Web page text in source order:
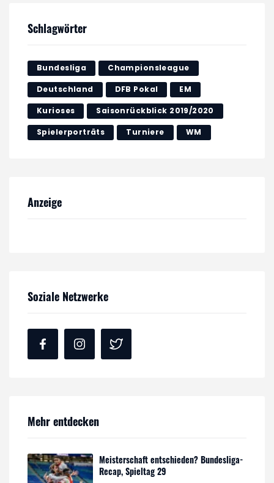
Schlagwörter
Bundesliga Championsleague
Deutschland DFB Pokal EM
Kurioses Saisonrückblick 2019/2020
Spielerporträts Turniere WM
Anzeige
Soziale Netzwerke
Mehr entdecken
Meisterschaft entschieden? Bundesliga-
Recap, Spieltag 29